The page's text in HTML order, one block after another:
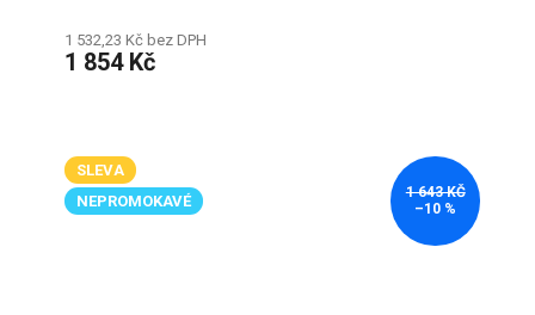
1 532,23 Kč bez DPH
1 854 Kč
SLEVA
NEPROMOKAVÉ
1 643 KČ
–10 %